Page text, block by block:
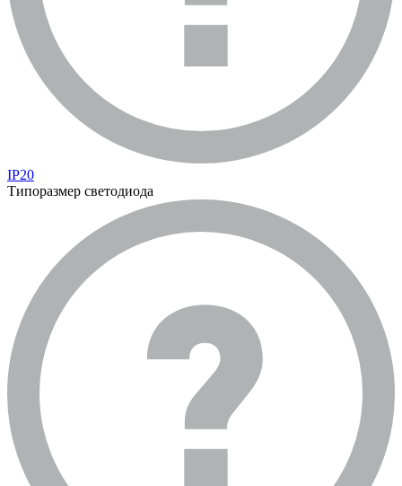
IP20
Типоразмер светодиода